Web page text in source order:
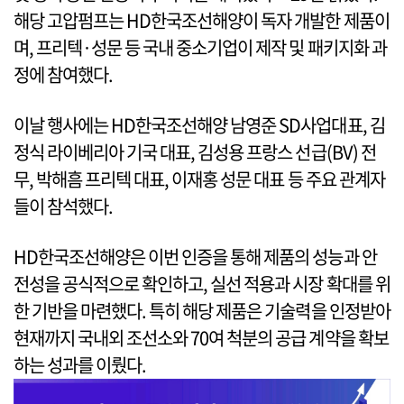
해당 고압펌프는 HD한국조선해양이 독자 개발한 제품이
며, 프리텍·성문 등 국내 중소기업이 제작 및 패키지화 과
정에 참여했다.
이날 행사에는 HD한국조선해양 남영준 SD사업대표, 김
정식 라이베리아 기국 대표, 김성용 프랑스 선급(BV) 전
무, 박해흠 프리텍 대표, 이재홍 성문 대표 등 주요 관계자
들이 참석했다.
HD한국조선해양은 이번 인증을 통해 제품의 성능과 안
전성을 공식적으로 확인하고, 실선 적용과 시장 확대를 위
한 기반을 마련했다. 특히 해당 제품은 기술력을 인정받아
현재까지 국내외 조선소와 70여 척분의 공급 계약을 확보
하는 성과를 이뤘다.